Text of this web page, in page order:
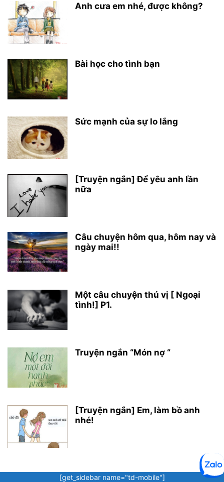
Anh cưa em nhé, được không?
Bài học cho tình bạn
Sức mạnh của sự lo lắng
[Truyện ngắn] Để yêu anh lần
nữa
Câu chuyện hôm qua, hôm nay và
ngày mai!!
Một câu chuyện thú vị [ Ngoại
tình!] P1.
Truyện ngắn “Món nợ “
[Truyện ngắn] Em, làm bồ anh
nhé!
[get_sidebar name="td-mobile"]